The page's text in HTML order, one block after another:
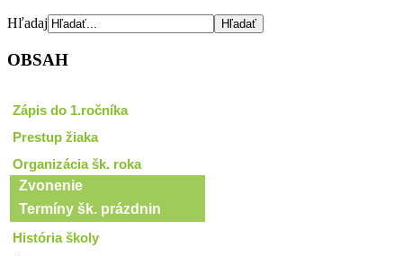
Hľadaj
OBSAH
Zápis do 1.ročníka
Prestup žiaka
Organizácia šk. roka
Zvonenie
Termíny šk. prázdnin
História školy